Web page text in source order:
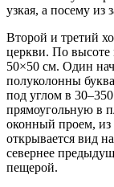
узкая, а посему из
Второй и третий
церкви. По
50×50 см. Один
полуколонны
под углом в
прямоугольную в
оконный проем, из
открывается вид
севернее
пещерой.